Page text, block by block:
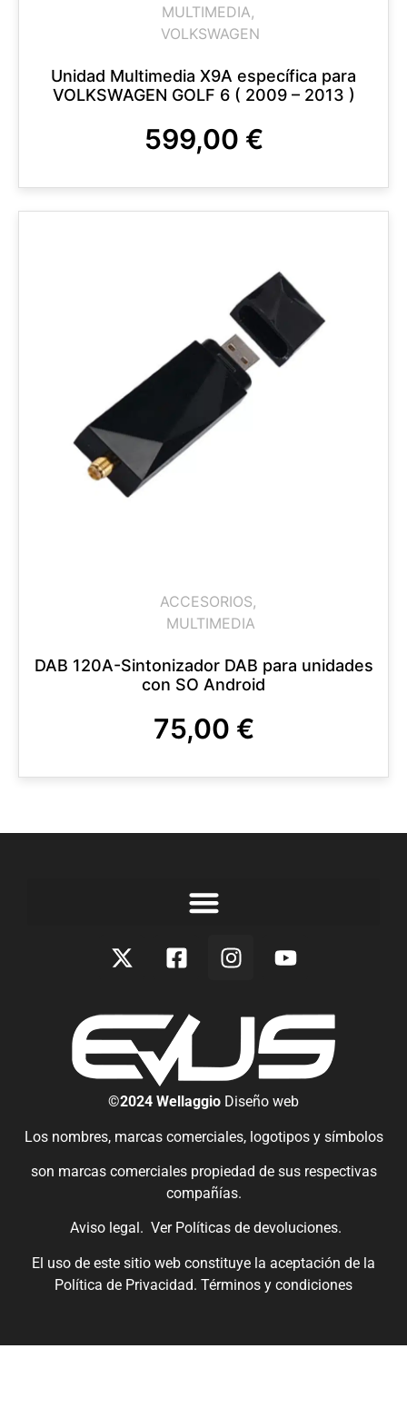
MULTIMEDIA,
VOLKSWAGEN
Unidad Multimedia X9A específica para
VOLKSWAGEN GOLF 6 ( 2009 – 2013 )
599,00 €
ACCESORIOS,
MULTIMEDIA
DAB 120A-Sintonizador DAB para unidades
con SO Android
75,00 €
©2024 Wellaggio Diseño web
Los nombres, marcas comerciales, logotipos y símbolos
son marcas comerciales propiedad de sus respectivas
compañías.
Aviso legal. Ver Políticas de devoluciones.
El uso de este sitio web constituye la aceptación de la
Política de Privacidad. Términos y condiciones